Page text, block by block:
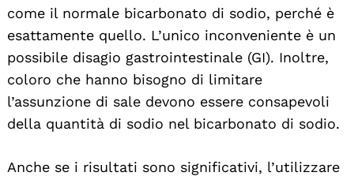
come il normale bicarbonato di sodio, perché è
esattamente quello. L’unico inconveniente è un
possibile disagio gastrointestinale (GI). Inoltre,
coloro che hanno bisogno di limitare
l’assunzione di sale devono essere consapevoli
della quantità di sodio nel bicarbonato di sodio.
Anche se i risultati sono significativi, l’utilizzare